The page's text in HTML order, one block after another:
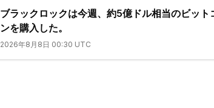
ブラックロックは今週、約5億ドル相当のビット
ンを購入した。
2026年8月8日 00:30 UTC